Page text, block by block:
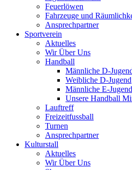
Feuerlöwen
Fahrzeuge und
Ansprechpartner
Sportverein
Aktuelles
Wir Über Uns
Handball
Männliche D-
Weibliche D-Jugend
Männliche E-Jugend
Unsere Handball
Lauftreff
Freizeitfussball
Turnen
Ansprechpartner
Kulturstall
Aktuelles
Wir Über Uns